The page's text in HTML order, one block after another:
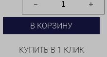
В КОРЗИНУ
КУПИТЬ В 1 КЛИК